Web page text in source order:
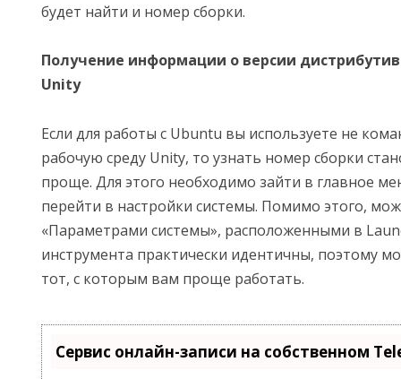
будет найти и номер сборки.
Получение информации о версии
Unity
Если для работы с Ubuntu вы используете не
рабочую среду Unity, то узнать номер сборки
проще. Для этого необходимо зайти в главное
перейти в настройки системы. Помимо этого,
«Параметрами системы», расположенными в
инструмента практически идентичны, поэтому
тот, с которым вам проще работать.
Сервис онлайн-записи на собственном